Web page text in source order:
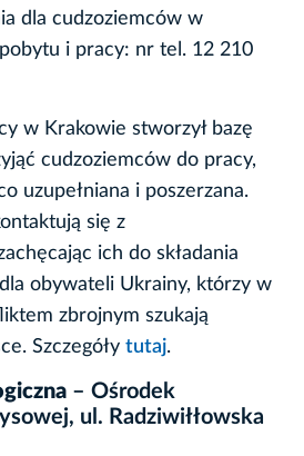
dla cudzoziemców w
i pracy: nr tel. 12 210
w Krakowie stworzył bazę
cudzoziemców do pracy,
uzupełniana i poszerzana.
się z
ich do składania
obywateli Ukrainy, którzy w
zbrojnym szukają
Szczegóły tutaj.
– Ośrodek
ul. Radziwiłłowska